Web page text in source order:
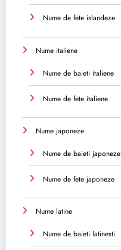
Nume de fete islandeze
Nume italiene
Nume de baieti italiene
Nume de fete italiene
Nume japoneze
Nume de baieti japoneze
Nume de fete japoneze
Nume latine
Nume de baieti latinesti